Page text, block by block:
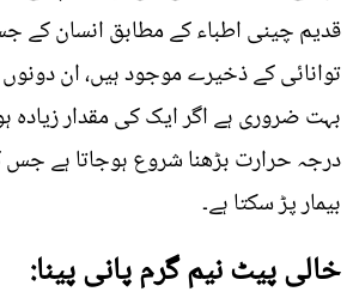
قدیم چینی اطباء کے مطابق انسان
توانائی کے ذخیرے موجود ہیں، ان دونوں
بہت ضروری ہے اگر ایک کی مقدار زیادہ
درجہ حرارت بڑھنا شروع ہوجاتا ہے
بیمار پڑ سکتا ہے۔
خالی پیٹ نیم گرم پانی پینا: